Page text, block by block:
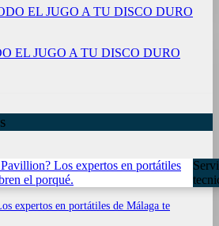
EL JUGO A TU DISCO DURO
expertos en portátiles de Málaga te